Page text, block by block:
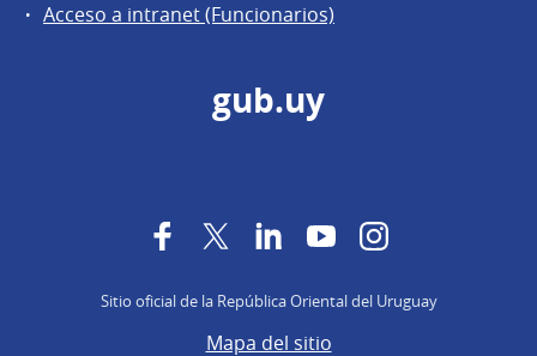
Acceso a intranet (Funcionarios)
gub.uy
FacebookTwitter LinkedInYouTubeInstagram
Sitio oficial de la República Oriental del Uruguay
Mapa del sitio